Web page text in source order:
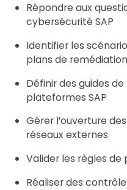
Répondre aux
cybersécurité SAP
Identifier les
plans de
Définir des guides
plateformes SAP
Gérer l’ouverture
réseaux externes
Valider les règles
Réaliser des